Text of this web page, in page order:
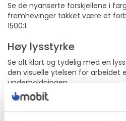
Se de nyanserte forskjellene i
fremhevinger takket være et
1500:1.
Høy lysstyrke
Se alt klart og tydelig med en
den visuelle ytelsen for arbeidet
underholdningen.
100 % sRGB-fargespekter